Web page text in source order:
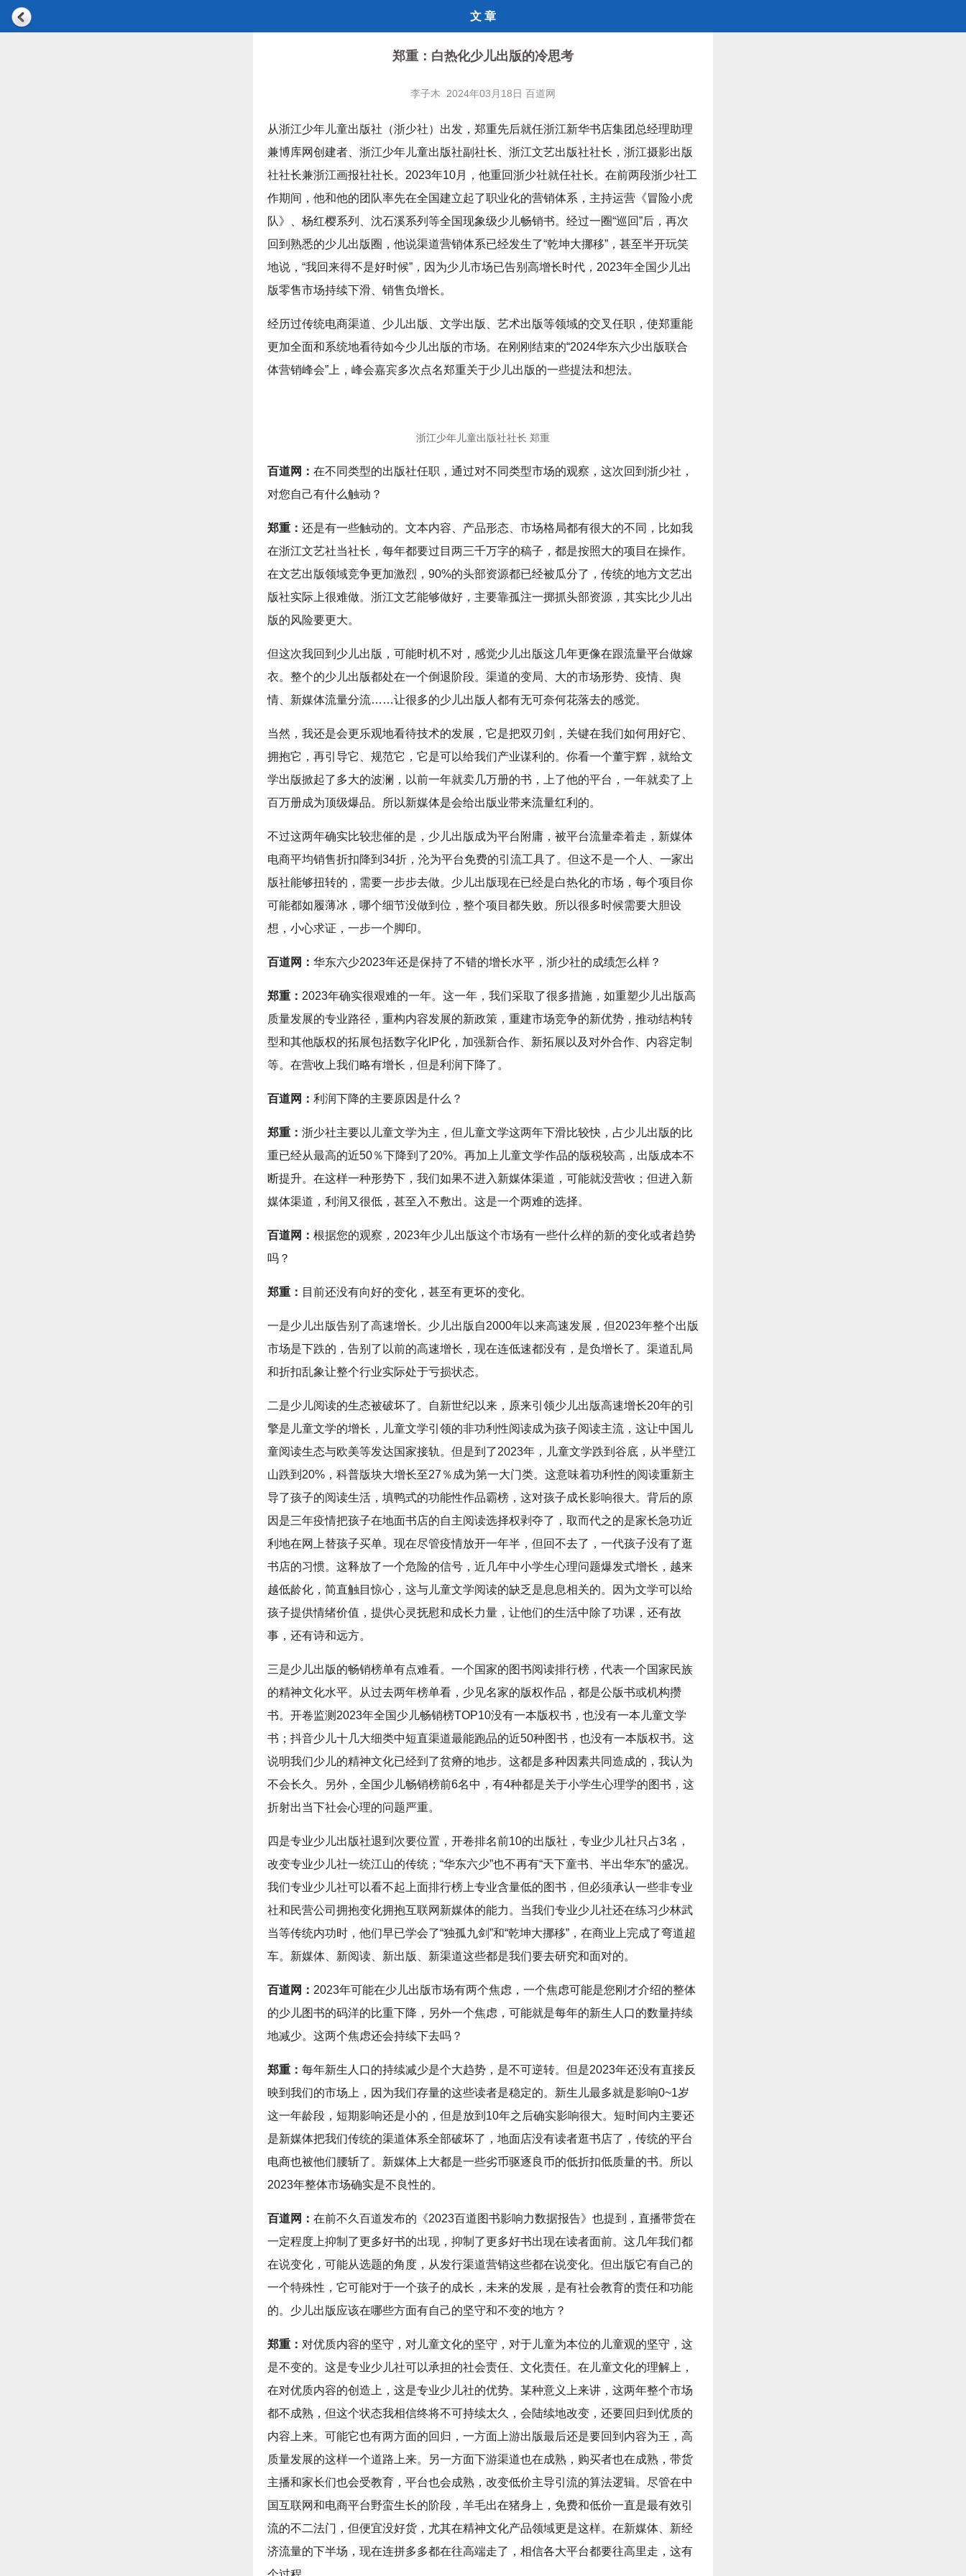
文 章
郑重：白热化少儿出版的冷思考
李子木 2024年03月18日 百道网
从浙江少年儿童出版社（浙少社）出发，郑重先后就任浙江新华书店集团总经理助理
兼博库网创建者、浙江少年儿童出版社副社长、浙江文艺出版社社长，浙江摄影出版
社社长兼浙江画报社社长。2023年10月，他重回浙少社就任社长。在前两段浙少社工
作期间，他和他的团队率先在全国建立起了职业化的营销体系，主持运营《冒险小虎
队》、杨红樱系列、沈石溪系列等全国现象级少儿畅销书。经过一圈“巡回”后，再次
回到熟悉的少儿出版圈，他说渠道营销体系已经发生了“乾坤大挪移”，甚至半开玩笑
地说，“我回来得不是好时候”，因为少儿市场已告别高增长时代，2023年全国少儿出
版零售市场持续下滑、销售负增长。
经历过传统电商渠道、少儿出版、文学出版、艺术出版等领域的交叉任职，使郑重能
更加全面和系统地看待如今少儿出版的市场。在刚刚结束的“2024华东六少出版联合
体营销峰会”上，峰会嘉宾多次点名郑重关于少儿出版的一些提法和想法。
浙江少年儿童出版社社长 郑重
百道网： 在不同类型的出版社任职，通过对不同类型市场的观察，这次回到浙少社，
对您自己有什么触动？
郑重： 还是有一些触动的。文本内容、产品形态、市场格局都有很大的不同，比如我
在浙江文艺社当社长，每年都要过目两三千万字的稿子，都是按照大的项目在操作。
在文艺出版领域竞争更加激烈，90%的头部资源都已经被瓜分了，传统的地方文艺出
版社实际上很难做。浙江文艺能够做好，主要靠孤注一掷抓头部资源，其实比少儿出
版的风险要更大。
但这次我回到少儿出版，可能时机不对，感觉少儿出版这几年更像在跟流量平台做嫁
衣。整个的少儿出版都处在一个倒退阶段。渠道的变局、大的市场形势、疫情、舆
情、新媒体流量分流……让很多的少儿出版人都有无可奈何花落去的感觉。
当然，我还是会更乐观地看待技术的发展，它是把双刃剑，关键在我们如何用好它、
拥抱它，再引导它、规范它，它是可以给我们产业谋利的。你看一个董宇辉，就给文
学出版掀起了多大的波澜，以前一年就卖几万册的书，上了他的平台，一年就卖了上
百万册成为顶级爆品。所以新媒体是会给出版业带来流量红利的。
不过这两年确实比较悲催的是，少儿出版成为平台附庸，被平台流量牵着走，新媒体
电商平均销售折扣降到34折，沦为平台免费的引流工具了。但这不是一个人、一家出
版社能够扭转的，需要一步步去做。少儿出版现在已经是白热化的市场，每个项目你
可能都如履薄冰，哪个细节没做到位，整个项目都失败。所以很多时候需要大胆设
想，小心求证，一步一个脚印。
百道网： 华东六少2023年还是保持了不错的增长水平，浙少社的成绩怎么样？
郑重： 2023年确实很艰难的一年。这一年，我们采取了很多措施，如重塑少儿出版高
质量发展的专业路径，重构内容发展的新政策，重建市场竞争的新优势，推动结构转
型和其他版权的拓展包括数字化IP化，加强新合作、新拓展以及对外合作、内容定制
等。在营收上我们略有增长，但是利润下降了。
百道网： 利润下降的主要原因是什么？
郑重： 浙少社主要以儿童文学为主，但儿童文学这两年下滑比较快，占少儿出版的比
重已经从最高的近50％下降到了20%。再加上儿童文学作品的版税较高，出版成本不
断提升。在这样一种形势下，我们如果不进入新媒体渠道，可能就没营收；但进入新
媒体渠道，利润又很低，甚至入不敷出。这是一个两难的选择。
百道网： 根据您的观察，2023年少儿出版这个市场有一些什么样的新的变化或者趋势
吗？
郑重： 目前还没有向好的变化，甚至有更坏的变化。
一是少儿出版告别了高速增长。少儿出版自2000年以来高速发展，但2023年整个出版
市场是下跌的，告别了以前的高速增长，现在连低速都没有，是负增长了。渠道乱局
和折扣乱象让整个行业实际处于亏损状态。
二是少儿阅读的生态被破坏了。自新世纪以来，原来引领少儿出版高速增长20年的引
擎是儿童文学的增长，儿童文学引领的非功利性阅读成为孩子阅读主流，这让中国儿
童阅读生态与欧美等发达国家接轨。但是到了2023年，儿童文学跌到谷底，从半壁江
山跌到20%，科普版块大增长至27％成为第一大门类。这意味着功利性的阅读重新主
导了孩子的阅读生活，填鸭式的功能性作品霸榜，这对孩子成长影响很大。背后的原
因是三年疫情把孩子在地面书店的自主阅读选择权剥夺了，取而代之的是家长急功近
利地在网上替孩子买单。现在尽管疫情放开一年半，但回不去了，一代孩子没有了逛
书店的习惯。这释放了一个危险的信号，近几年中小学生心理问题爆发式增长，越来
越低龄化，简直触目惊心，这与儿童文学阅读的缺乏是息息相关的。因为文学可以给
孩子提供情绪价值，提供心灵抚慰和成长力量，让他们的生活中除了功课，还有故
事，还有诗和远方。
三是少儿出版的畅销榜单有点难看。一个国家的图书阅读排行榜，代表一个国家民族
的精神文化水平。从过去两年榜单看，少见名家的版权作品，都是公版书或机构攒
书。开卷监测2023年全国少儿畅销榜TOP10没有一本版权书，也没有一本儿童文学
书；抖音少儿十几大细类中短直渠道最能跑品的近50种图书，也没有一本版权书。这
说明我们少儿的精神文化已经到了贫瘠的地步。这都是多种因素共同造成的，我认为
不会长久。另外，全国少儿畅销榜前6名中，有4种都是关于小学生心理学的图书，这
折射出当下社会心理的问题严重。
四是专业少儿出版社退到次要位置，开卷排名前10的出版社，专业少儿社只占3名，
改变专业少儿社一统江山的传统；“华东六少”也不再有“天下童书、半出华东”的盛况。
我们专业少儿社可以看不起上面排行榜上专业含量低的图书，但必须承认一些非专业
社和民营公司拥抱变化拥抱互联网新媒体的能力。当我们专业少儿社还在练习少林武
当等传统内功时，他们早已学会了“独孤九剑”和“乾坤大挪移”，在商业上完成了弯道超
车。新媒体、新阅读、新出版、新渠道这些都是我们要去研究和面对的。
百道网： 2023年可能在少儿出版市场有两个焦虑，一个焦虑可能是您刚才介绍的整体
的少儿图书的码洋的比重下降，另外一个焦虑，可能就是每年的新生人口的数量持续
地减少。这两个焦虑还会持续下去吗？
郑重： 每年新生人口的持续减少是个大趋势，是不可逆转。但是2023年还没有直接反
映到我们的市场上，因为我们存量的这些读者是稳定的。新生儿最多就是影响0~1岁
这一年龄段，短期影响还是小的，但是放到10年之后确实影响很大。短时间内主要还
是新媒体把我们传统的渠道体系全部破坏了，地面店没有读者逛书店了，传统的平台
电商也被他们腰斩了。新媒体上大都是一些劣币驱逐良币的低折扣低质量的书。所以
2023年整体市场确实是不良性的。
百道网： 在前不久百道发布的《2023百道图书影响力数据报告》也提到，直播带货在
一定程度上抑制了更多好书的出现，抑制了更多好书出现在读者面前。这几年我们都
在说变化，可能从选题的角度，从发行渠道营销这些都在说变化。但出版它有自己的
一个特殊性，它可能对于一个孩子的成长，未来的发展，是有社会教育的责任和功能
的。少儿出版应该在哪些方面有自己的坚守和不变的地方？
郑重： 对优质内容的坚守，对儿童文化的坚守，对于儿童为本位的儿童观的坚守，这
是不变的。这是专业少儿社可以承担的社会责任、文化责任。在儿童文化的理解上，
在对优质内容的创造上，这是专业少儿社的优势。某种意义上来讲，这两年整个市场
都不成熟，但这个状态我相信终将不可持续太久，会陆续地改变，还要回归到优质的
内容上来。可能它也有两方面的回归，一方面上游出版最后还是要回到内容为王，高
质量发展的这样一个道路上来。另一方面下游渠道也在成熟，购买者也在成熟，带货
主播和家长们也会受教育，平台也会成熟，改变低价主导引流的算法逻辑。尽管在中
国互联网和电商平台野蛮生长的阶段，羊毛出在猪身上，免费和低价一直是最有效引
流的不二法门，但便宜没好货，尤其在精神文化产品领域更是这样。在新媒体、新经
济流量的下半场，现在连拼多多都在往高端走了，相信各大平台都要往高里走，这有